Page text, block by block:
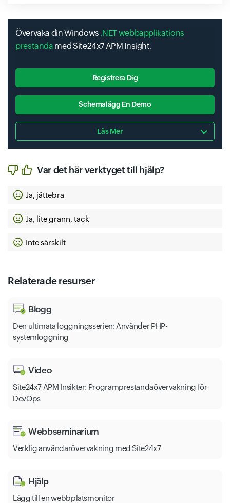
Övervaka din Windows .NET webbapplikations
prestanda med Site24x7 APM Insight.
Registrera Dig
Schemalägg En Demo
Läs Mer
Var det här verktyget till hjälp?
Ja, jättebra
Ja, lite grann, tack
Inte särskilt
Relaterade resurser
Blogg
Den ultimata loggningsserien: Använder PHP-
systemloggning
Video
Site24x7 APM Insikter: Programprestandaövervakning för
DevOps
Webbseminarium
Verklig användarövervakning med Site24x7
Hjälp
Lägg till en webbplatsmonitor